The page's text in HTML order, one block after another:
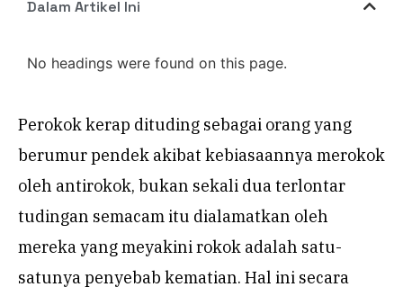
Dalam Artikel Ini
No headings were found on this page.
Perokok kerap dituding sebagai orang yang
berumur pendek akibat kebiasaannya merokok
oleh antirokok, bukan sekali dua terlontar
tudingan semacam itu dialamatkan oleh
mereka yang meyakini rokok adalah satu-
satunya penyebab kematian. Hal ini secara